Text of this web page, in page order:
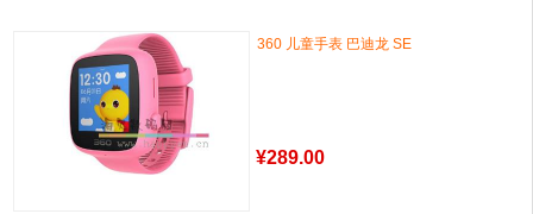
360 儿童手表 巴迪龙 SE
¥289.00